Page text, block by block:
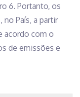
6. Portanto, os
no País, a partir
acordo com o
de emissões e